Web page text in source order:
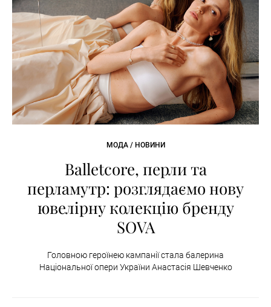
МОДА / НОВИНИ
Balletcore, перли та
перламутр: розглядаємо нову
ювелірну колекцію бренду
SOVA
Головною героїнею кампанії стала балерина
Національної опери України Анастасія Шевченко